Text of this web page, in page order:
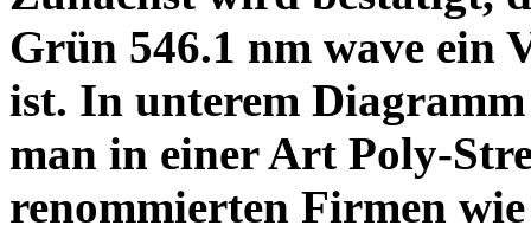
Grün 546.1 nm wave ein
ist. In unterem
man in einer Art Poly-
renommierten Firmen